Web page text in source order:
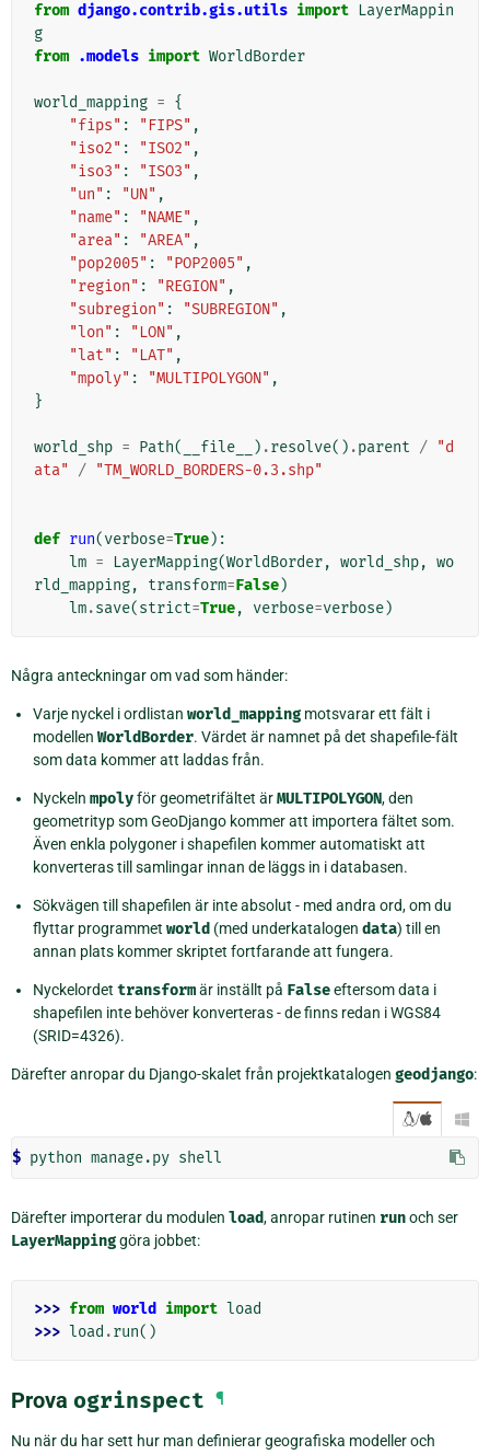
from django.contrib.gis.utils import LayerMappin
g
from .models import WorldBorder
world_mapping = {
"fips" : "FIPS" ,
"iso2" : "ISO2" ,
"iso3" : "ISO3" ,
"un" : "UN" ,
"name" : "NAME" ,
"area" : "AREA" ,
"pop2005" : "POP2005" ,
"region" : "REGION" ,
"subregion" : "SUBREGION" ,
"lon" : "LON" ,
"lat" : "LAT" ,
"mpoly" : "MULTIPOLYGON" ,
}
world_shp = Path( __file__ ) .resolve() .parent / "d
ata"
/ "TM_WORLD_BORDERS-0.3.shp"
def run(verbose=True):
lm = LayerMapping(WorldBorder, world_shp, wo
rld_mapping, transform=False)
lm.save(strict=True, verbose=verbose)
Några anteckningar om vad som händer:
Varje nyckel i ordlistan world_mapping motsvarar ett fält i
modellen WorldBorder. Värdet är namnet på det shapefile-fält
som data kommer att laddas från.
Nyckeln mpolyför geometrifältet ärMULTIPOLYGON, den
geometrityp som GeoDjango kommer att importera fältet som.
Även enkla polygoner i shapefilen kommer automatiskt att
konverteras till samlingar innan de läggs in i databasen.
Sökvägen till shapefilen är inte absolut - med andra ord, om du
flyttar programmet world (med underkatalogen data) till en
annan plats kommer skriptet fortfarande att fungera.
Nyckelordet transformär inställt på Falseeftersom data i
shapefilen inte behöver konverteras - de finns redan i WGS84
(SRID=4326).
Därefter anropar du Django-skalet från projektkatalogen geodjango:
/ 
$ python manage.py
Därefter importerar du modulen load, anropar rutinen runoch ser
LayerMappinggöra jobbet:
>>> from world import load
>>> load .run()
Prova ogrinspect ¶
Nu när du har sett hur man definierar geografiska modeller och